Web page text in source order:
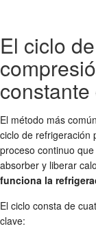
El ciclo
El método más
ciclo de refrigeración
proceso continuo
absorber y liberar
funciona la
El ciclo consta de
clave: